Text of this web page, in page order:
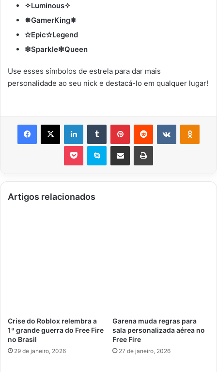
✧Luminous✧
✵GamerKing✵
✫Epic✫Legend
❇Sparkle❇Queen
Use esses símbolos de estrela para dar mais
personalidade ao seu nick e destacá-lo em qualquer lugar!
Facebook
X LinkedinTumblr PinterestReddit VK OK
Pocket Skype Compartilhar via e-mail Imprimir
Artigos relacionados
Crise do Roblox relembra a
1ª grande guerra do Free Fire
no Brasil
29 de janeiro, 2026
Garena muda regras para
sala personalizada aérea no
Free Fire
27 de janeiro, 2026